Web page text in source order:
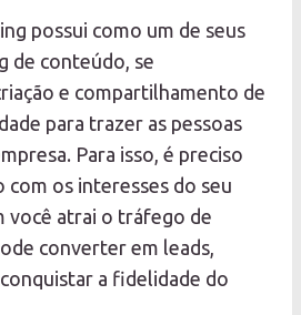
possui como um de seus
de conteúdo, se
e compartilhamento de
para trazer as pessoas
Para isso, é preciso
com os interesses do seu
você atrai o tráfego de
converter em leads,
a fidelidade do